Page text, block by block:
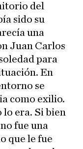
del
sido su
una
Juan Carlos
para
En
se
como exilio.
era. Si bien
fue una
que le fue